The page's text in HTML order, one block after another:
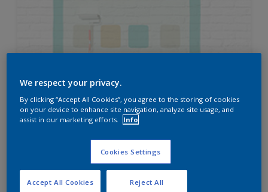
HVOR MYE MALING TRENGER DU?
Prøv produktkalkulatoren
We respect your privacy.
By clicking “Accept All Cookies”, you agree to the storing of cookies
on your device to enhance site navigation, analyze site usage, and
assist in our marketing efforts.
Info
Cookies Settings
Reject All
Accept All Cookies